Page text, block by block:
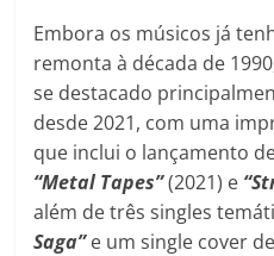
Embora os músicos já
remonta à década de
se destacado
desde 2021, com uma
que inclui o lançamento
“Metal Tapes”(2021) e
além de três singles
Saga”e um single cover de